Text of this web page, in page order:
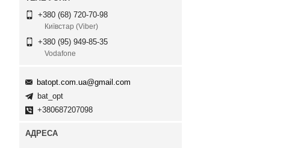
+380 (68) 720-70-98
Київстар (Viber)
+380 (95) 949-85-35
Vodafone
batopt.com.ua@gmail.com
bat_opt
+380687207098